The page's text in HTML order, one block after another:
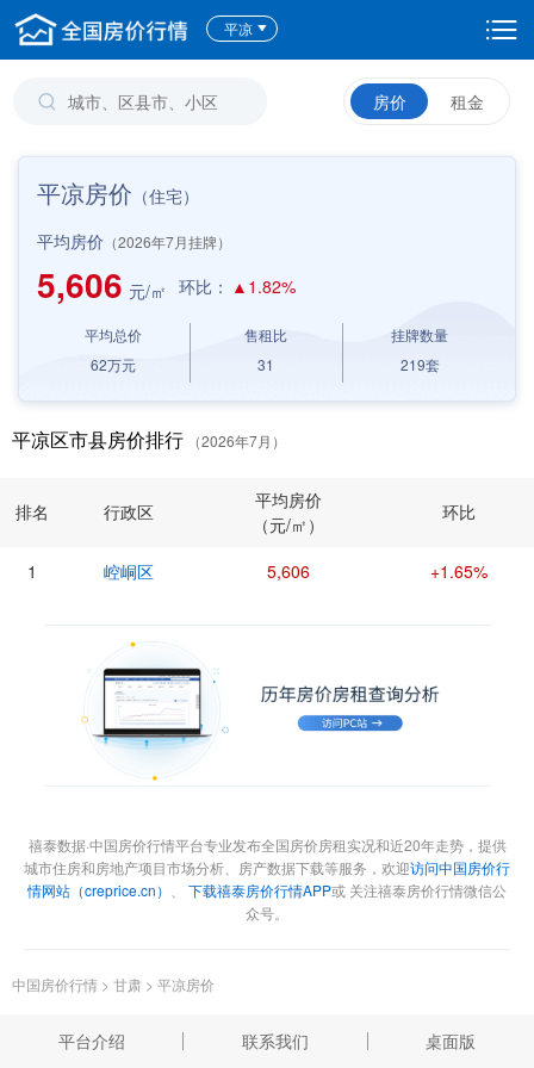
平凉
房价 租金
平凉房价 （住宅）
平均房价 （2026年7月挂牌）
5,606 元/㎡ 环比： ▲1.82%
平均总价
62万元
售租比
31
挂牌数量
219套
平凉区市县房价排行 （2026年7月）
排名 行政区
平均房价
（元/㎡）
环比
1 崆峒区 5,606 +1.65%
禧泰数据·中国房价行情平台专业发布全国房价房租实况和近20年走势，提供
城市住房和房地产项目市场分析、房产数据下载等服务，欢迎访问中国房价行
情网站（creprice.cn）
下载禧泰房价行情APP或 关注禧泰房价行情微信公
众号。
中国房价行情 > 甘肃 > 平凉房价
平台介绍 联系我们 桌面版